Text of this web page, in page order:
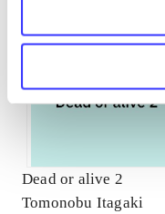
Dead or alive 2
Tomonobu Itagaki